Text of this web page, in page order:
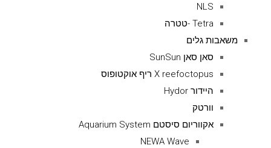
NLS
Tetra -טטרה
משאבות גלים
סאן סאן SunSun
X reefoctopus ריף אוקטופוס
היידור Hydor
וורטק
אקווריום סיסטם Aquarium System
NEWA Wave